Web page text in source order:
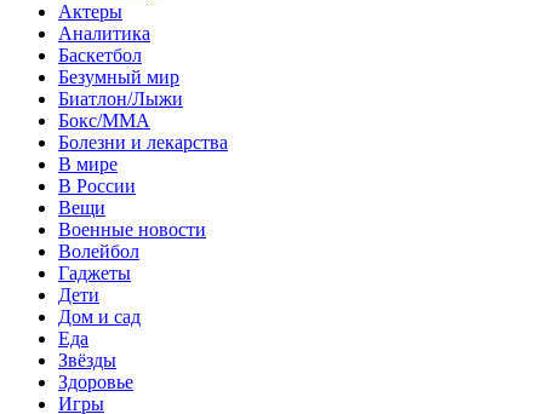
Актеры
Аналитика
Баскетбол
Безумный мир
Биатлон/Лыжи
Бокс/MMA
Болезни и лекарства
В мире
В России
Вещи
Военные новости
Волейбол
Гаджеты
Дети
Дом и сад
Еда
Звёзды
Здоровье
Игры